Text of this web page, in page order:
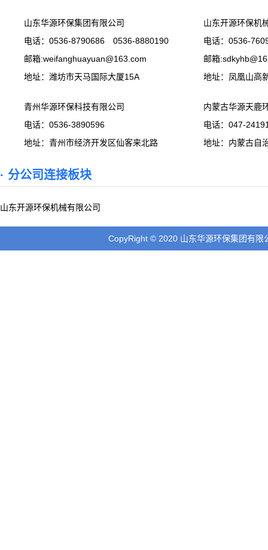
山东华源环保集团有限公司
电话：0536-8790686 0536-8880190
邮箱:weifanghuayuan@163.com
地址：潍坊市天马国际大厦15A
山东开源环保机
电话：0536-
邮箱
地址：凤凰山高
青州华源环保科技有限公司
电话：0536-3890596
地址：青州市经济开发区仙客来北路
内蒙古华源天鹿
电话：047-
地址：内蒙古自
· 分公司连接板块
山东开源环保机械有限公司
CopyRight © 2020 山东华源环保集团有